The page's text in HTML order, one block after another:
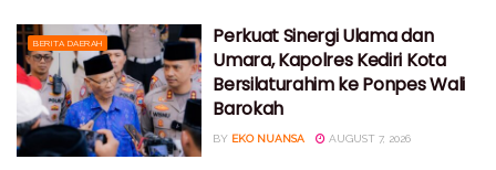
BERITA DAERAH
Perkuat Sinergi Ulama dan
Umara, Kapolres Kediri Kota
Bersilaturahim ke Ponpes Wali
Barokah
BY EKO NUANSA AUGUST 7, 2026